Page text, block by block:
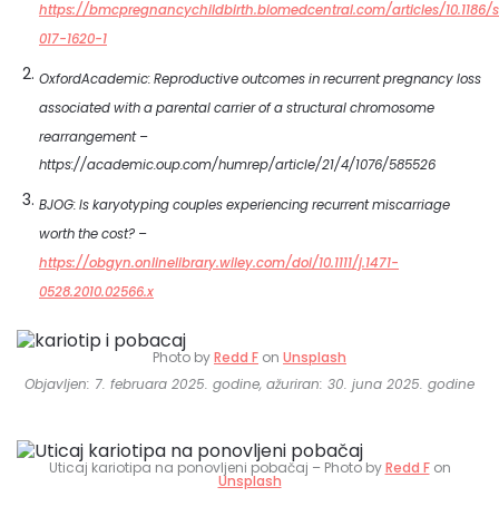
https://bmcpregnancychildbirth.biomedcentral.com/articles/10.1186/
017-1620-1
OxfordAcademic: Reproductive outcomes in recurrent pregnancy loss
associated with a parental carrier of a structural chromosome
rearrangement –
https://academic.oup.com/humrep/article/21/4/1076/585526
BJOG: Is karyotyping couples experiencing recurrent miscarriage
worth the cost? –
https://obgyn.onlinelibrary.wiley.com/doi/10.1111/j.1471-
0528.2010.02566.x
Photo byRedd F on Unsplash
Objavljen: 7. februara 2025. godine, ažuriran: 30. juna 2025. godine
Uticaj kariotipa na ponovljeni pobačaj – Photo byRedd Fon
Unsplash